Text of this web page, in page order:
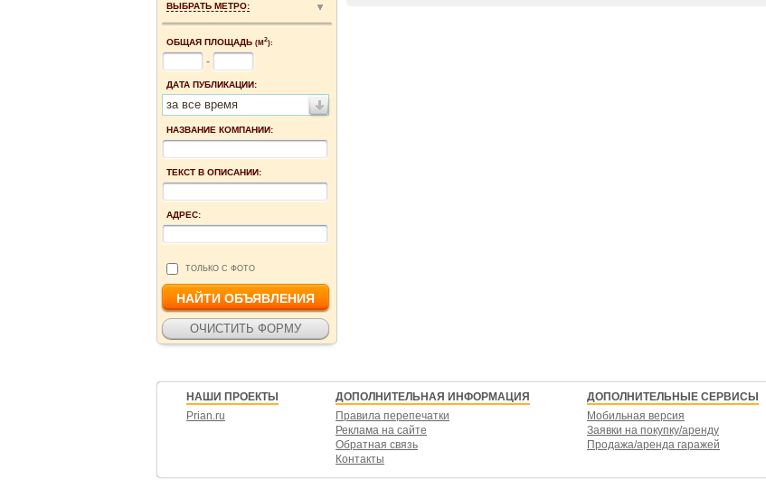
ВЫБРАТЬ МЕТРО:
ОБЩАЯ ПЛОЩАДЬ (М2):
-
ДАТА ПУБЛИКАЦИИ:
за все время
НАЗВАНИЕ КОМПАНИИ:
ТЕКСТ В ОПИСАНИИ:
АДРЕС:
ТОЛЬКО С ФОТО
НАШИ ПРОЕКТЫ
Prian.ru
ДОПОЛНИТЕЛЬНАЯ ИНФОРМАЦИЯ
Правила перепечатки
Реклама на сайте
Обратная связь
Контакты
ДОПОЛНИТЕЛЬНЫЕ СЕРВИСЫ
Мобильная версия
Заявки на покупку/аренду
Продажа/аренда гаражей